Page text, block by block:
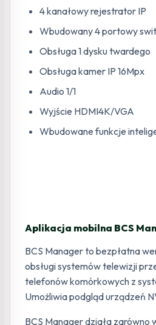
4 kanałowy rejestrator IP
Wbudowany 4 portowy
Obsługa 1 dysku twardego
Obsługa kamer IP 16Mpx
Audio 1/1
Wyjście HDMI4K/VGA
Wbudowane funkcje
Aplikacja mobilna BCS
BCS Manager to bezpłatna
obsługi systemów telewizji
telefonów komórkowych z
Umożliwia podgląd urządzeń
BCS Manager działa zarówno